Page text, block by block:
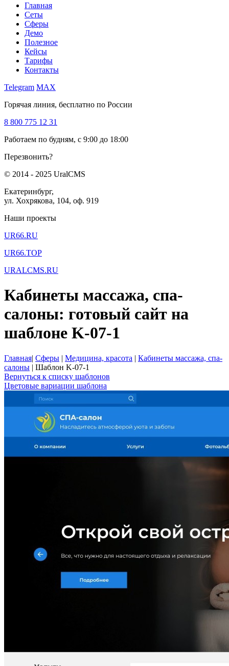
Главная
Сеты
Сферы
Демо
Полезное
Кейсы
Тарифы
Контакты
Telegram MAX
Горячая линия, бесплатно по России
8 800 775 12 31
Работаем по будням, с 9:00 до 18:00
Перезвонить?
© 2014 - 2025 UralCMS
Екатеринбург,
ул. Хохрякова, 104, оф. 919
Наши проекты
UR66.RU
UR66.TOP
URALCMS.RU
Кабинеты массажа, спа-
салоны: готовый сайт на
шаблоне K-07-1
Главная| Сферы | Медицина, красота | Кабинеты массажа, спа-
салоны | Шаблон K-07-1
Вернуться к списку шаблонов
Цветовые вариации шаблона